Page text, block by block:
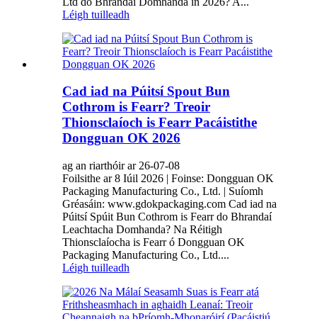
Léigh tuilleadh
Cad iad na Púitsí Spout Bun
Cothrom is Fearr? Treoir
Thionsclaíoch is Fearr Pacáistithe
Dongguan OK 2026
ag an riarthóir ar 26-07-08
Foilsithe ar 8 Iúil 2026 | Foinse: Dongguan OK
Packaging Manufacturing Co., Ltd. | Suíomh
Gréasáin: www.gdokpackaging.com Cad iad na
Púitsí Spúit Bun Cothrom is Fearr do Bhrandaí
Leachtacha Domhanda? Na Réitigh
Thionsclaíocha is Fearr ó Dongguan OK
Packaging Manufacturing Co., Ltd....
Léigh tuilleadh